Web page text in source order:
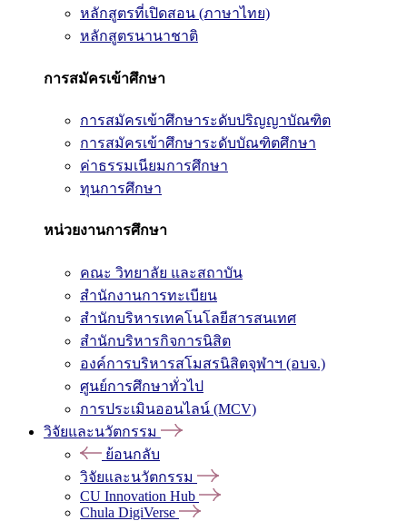
หลักสูตรที่เปิดสอน (ภาษาไทย)
หลักสูตรนานาชาติ
การสมัครเข้าศึกษา
การสมัครเข้าศึกษาระดับปริญญาบัณฑิต
การสมัครเข้าศึกษาระดับบัณฑิตศึกษา
ค่าธรรมเนียมการศึกษา
ทุนการศึกษา
หน่วยงานการศึกษา
คณะ วิทยาลัย และสถาบัน
สำนักงานการทะเบียน
สำนักบริหารเทคโนโลยีสารสนเทศ
สำนักบริหารกิจการนิสิต
องค์การบริหารสโมสรนิสิตจุฬาฯ (อบจ.)
ศูนย์การศึกษาทั่วไป
การประเมินออนไลน์ (MCV)
วิจัยและนวัตกรรม
ย้อนกลับ
วิจัยและนวัตกรรม
CU Innovation Hub
Chula DigiVerse